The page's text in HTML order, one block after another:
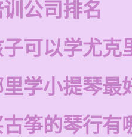
公司排名
可以学尤克
学小提琴最
筝的琴行有